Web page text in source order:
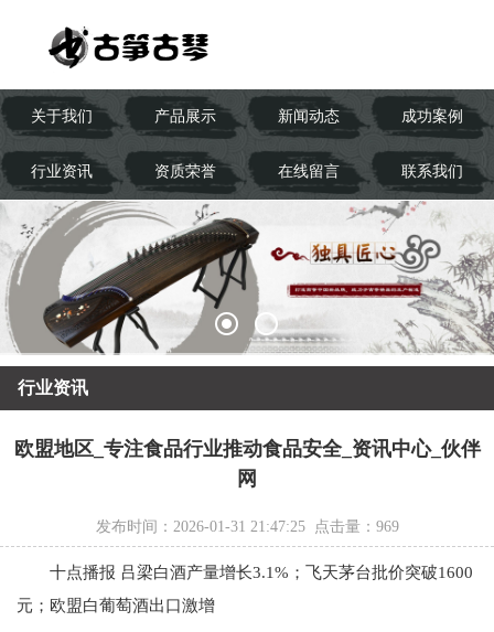
关于我们 产品展示 新闻动态 成功案例
行业资讯 资质荣誉 在线留言 联系我们
行业资讯
欧盟地区_专注食品行业推动食品安全_资讯中心_伙伴
网
发布时间：2026-01-31 21:47:25 点击量： 969
十点播报 吕梁白酒产量增长3.1%；飞天茅台批价突破1600
元；欧盟白葡萄酒出口激增